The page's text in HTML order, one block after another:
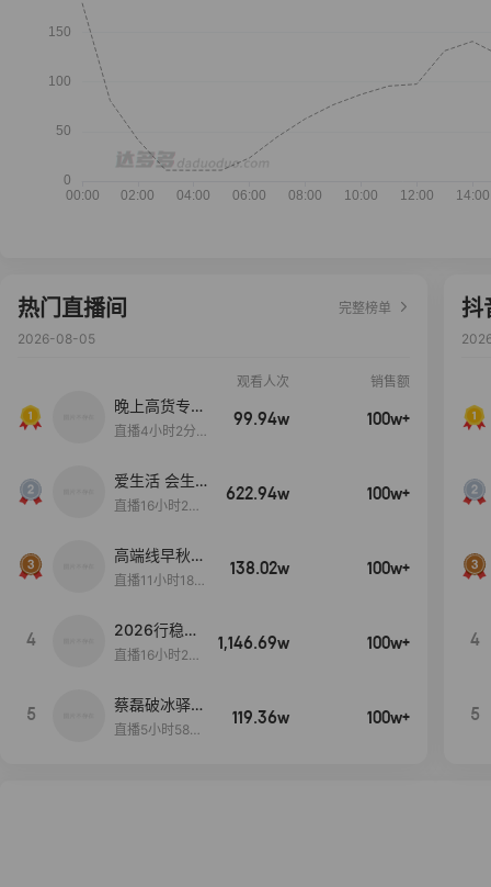
热门直播间
完整榜单
2026-08-05
观看人次 销售额
晚上高货专场
大放漏
直播4小时2分5
99.94w 100w+
爱生活 会生
活
直播16小时24
622.94w 100w+
高端线早秋现
货首发
直播11小时18分
138.02w 100w+
4
2026行稳致
远
直播16小时20
1,146.69w 100w+
5
蔡磊破冰驿站
直播间好物分
直播5小时58分
119.36w 100w+
抖
4
5